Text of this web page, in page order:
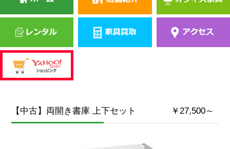
【中古】両開き書庫 上下セット ￥27,500～